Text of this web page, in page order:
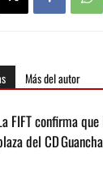
Más del autor
FIFT confirma
del CD